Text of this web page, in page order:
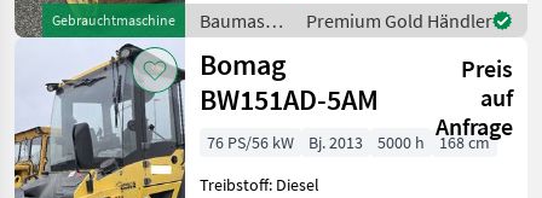
Bautechnik
101
Landtechnik
30
Kommunaltechnik
1
Gebrauchtmaschine
Baumaschinen
/ Bomag
Premium Gold Händler
Bomag
BW151AD-5AM
Preis
auf
Anfrage
76 PS/56 kW Bj. 2013 5000 h
168 cm
Treibstoff: Diesel